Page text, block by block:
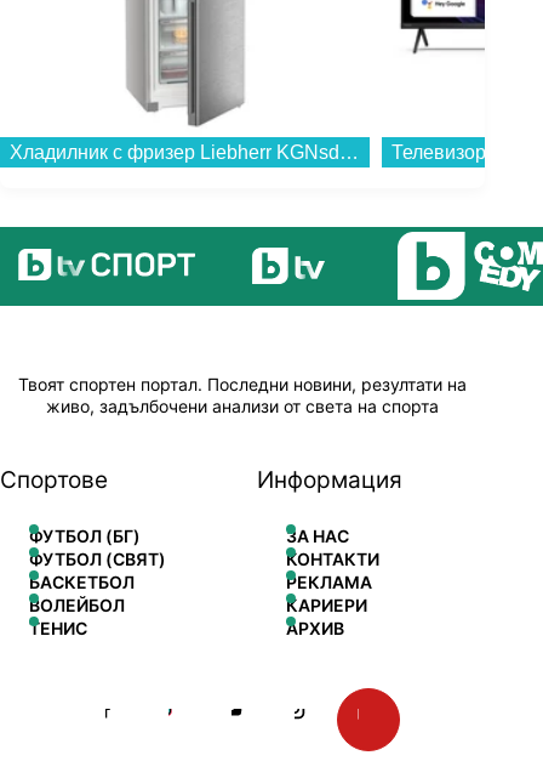
Хладилник с фризер Liebherr KGNsd 52Vc03 , 330 l, C , No Frost , Инокс...
Твоят спортен портал. Последни новини, резултати на
живо, задълбочени анализи от света на спорта
Спортове
ФУТБОЛ (БГ)
ФУТБОЛ (СВЯТ)
БАСКЕТБОЛ
ВОЛЕЙБОЛ
ТЕНИС
Информация
ЗА НАС
КОНТАКТИ
РЕКЛАМА
КАРИЕРИ
АРХИВ